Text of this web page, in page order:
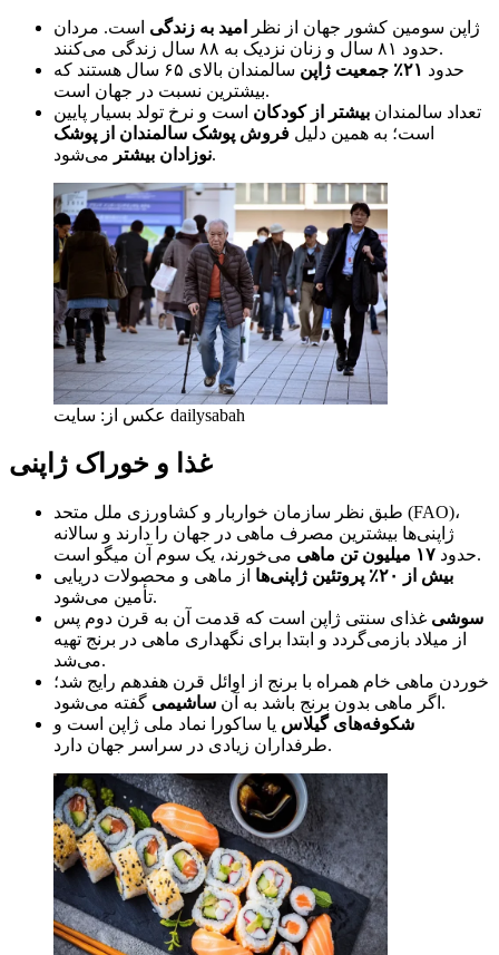
ژاپن سومین کشور جهان از نظر امید به زندگی است. مردان
حدود ۸۱ سال و زنان نزدیک به ۸۸ سال زندگی می‌کنند.
حدود ۲۱٪ جمعیت ژاپن
سالمندان بالای ۶۵ سال هستند که
بیشترین نسبت در جهان است.
تعداد سالمندان بیشتر از کودکان است و نرخ تولد بسیار پایین
است؛ به همین دلیل فروش پوشک سالمندان از پوشک
نوزادان بیشترمی‌شود.
عکس از: سایت dailysabah
غذا و خوراک ژاپنی
طبق نظر سازمان خواربار و کشاورزی ملل متحد (FAO)،
ژاپنی‌ها بیشترین مصرف ماهی در جهان را دارند و سالانه
حدود ۱۷ میلیون تن ماهی
می‌خورند، یک سوم آن میگو است.
بیش از ۲۰٪ پروتئین
ژاپنی‌ها از ماهی و محصولات دریایی
تأمین می‌شود.
سوشی غذای سنتی ژاپن است که قدمت آن به قرن دوم پس
از میلاد بازمی‌گردد و ابتدا برای نگهداری ماهی در برنج تهیه
می‌شد.
خوردن ماهی خام همراه با برنج از اوائل قرن هفدهم رایج شد؛
اگر ماهی بدون برنج باشد به آن ساشیمی
گفته می‌شود.
شکوفه‌های گیلاس یا ساکورا نماد ملی ژاپن است و
طرفداران زیادی در سراسر جهان دارد.